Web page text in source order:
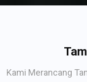
Kami Merancang